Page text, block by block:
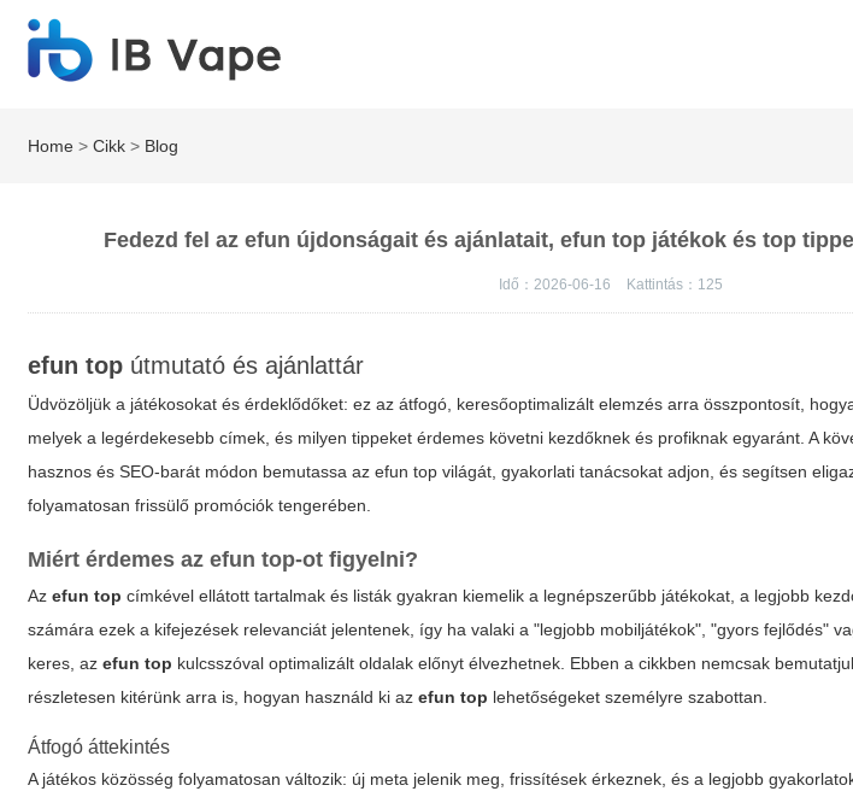
Home >Cikk > Blog
Fedezd fel az efun újdonságait és ajánlatait, efun top játékok és top
Idő：2026-06-16 Kattintás： 125
efun top útmutató és ajánlattár
Üdvözöljük a játékosokat és érdeklődőket: ez az átfogó, keresőoptimalizált elemzés arra összpontosít,
melyek a legérdekesebb címek, és milyen tippeket érdemes követni kezdőknek és profiknak egyaránt. A
hasznos és SEO-barát módon bemutassa azefun top világát, gyakorlati tanácsokat adjon, és segítsen
folyamatosan frissülő promóciók tengerében.
Miért érdemes azefun top-ot figyelni?
Azefun top címkével ellátott tartalmak és listák gyakran kiemelik a legnépszerűbb játékokat, a legjobb
számára ezek a kifejezések relevanciát jelentenek, így ha valaki a "legjobb mobiljátékok", "gyors fejlődés"
keres, azefun top kulcsszóval optimalizált oldalak előnyt élvezhetnek. Ebben a cikkben nemcsak
részletesen kitérünk arra is, hogyan használd ki azefun top lehetőségeket személyre szabottan.
Átfogó áttekintés
A játékos közösség folyamatosan változik: új meta jelenik meg, frissítések érkeznek, és a legjobb